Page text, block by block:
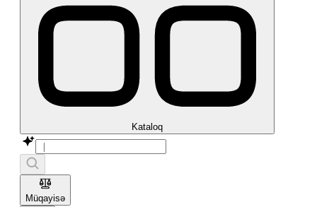
Kataloq
Müqayisə